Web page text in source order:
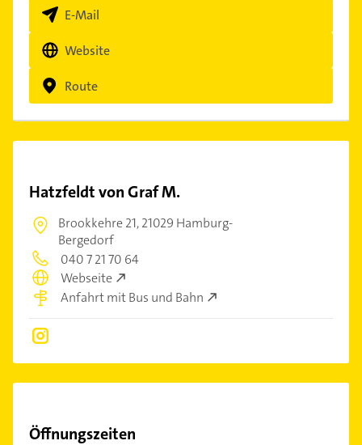
E-Mail
Website
Route
Hatzfeldt von Graf M.
Brookkehre 21,21029 Hamburg-
Bergedorf
040 7 21 70 64
Webseite
Anfahrt mit Bus und Bahn
Öffnungszeiten